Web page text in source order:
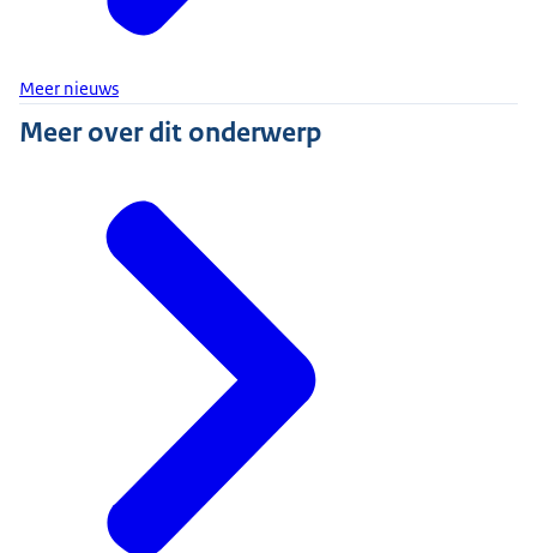
Meer nieuws
Meer over dit onderwerp